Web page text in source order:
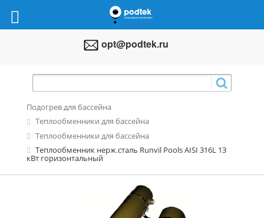
opt@podtek.ru
Подогрев для бассейна
Теплообменники для бассейна
Теплообменники для бассейна
Теплообменник нерж.сталь Runvil Pools AISI 316L 13
кВт горизонтальный